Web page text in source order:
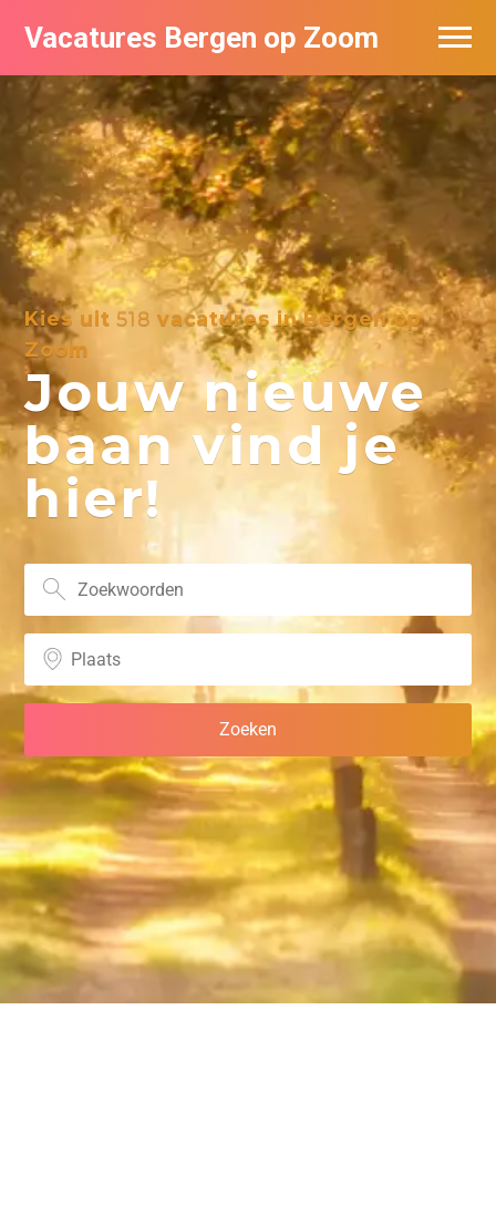
Vacatures Bergen op Zoom
Kies uit518 vacatures in Bergen op
Zoom
Jouw nieuwe
baan vind je
hier!
Vacatures per bedrijf
De populairste vacatures in Bergen op
Zoom